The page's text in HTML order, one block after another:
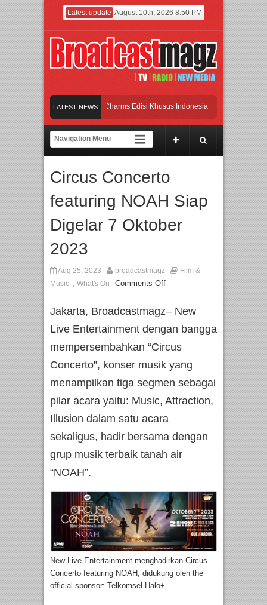
Latest update August 10th, 2026 8:50 PM
LATEST NEWS
Koleksi Jibbitz™ Charms Edisi Khusus Indonesia
Ratusan Pelajar di Jawa Barat tentang Keselamatan Berkendara, inDrive Sukses
Koleksi Jibbitz™ Charms Edisi Khusus Indonesia
Circus Concerto
featuring NOAH Siap
Digelar 7 Oktober
2023
Aug 25, 2023 broadcastmagz
Film &
Music , What's On Comments Off
Jakarta, Broadcastmagz– New
Live Entertainment dengan bangga
mempersembahkan “Circus
Concerto”, konser musik yang
menampilkan tiga segmen sebagai
pilar acara yaitu: Music, Attraction,
Illusion dalam satu acara
sekaligus, hadir bersama dengan
grup musik terbaik tanah air
“NOAH”.
New Live Entertainment menghadirkan Circus
Concerto featuring NOAH, didukung oleh the
official sponsor: Telkomsel Halo+.